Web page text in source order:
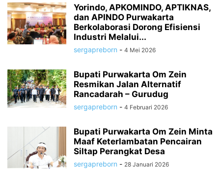
Yorindo, APKOMINDO, APTIKNAS,
dan APINDO Purwakarta
Berkolaborasi Dorong Efisiensi
Industri Melalui...
sergapreborn - 4 Mei 2026
Bupati Purwakarta Om Zein
Resmikan Jalan Alternatif
Rancadarah – Gurudug
sergapreborn - 4 Februari 2026
Bupati Purwakarta Om Zein Minta
Maaf Keterlambatan Pencairan
Siltap Perangkat Desa
sergapreborn - 28 Januari 2026